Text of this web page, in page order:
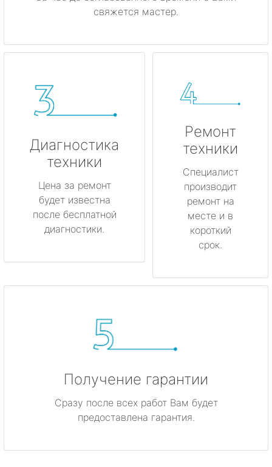
свяжется мастер.
Диагностика
техники
Цена за ремонт
будет известна
после бесплатной
диагностики.
Ремонт
техники
Специалист
производит
ремонт на
месте и в
короткий
срок.
Получение гарантии
Сразу после всех работ Вам будет
предоставлена гарантия.